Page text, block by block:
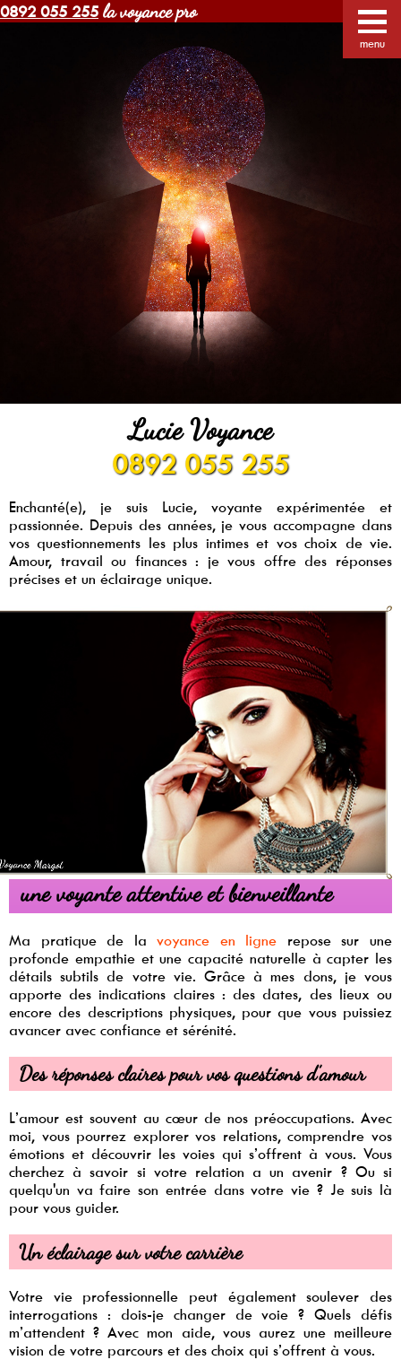
menu
0892 055 255 la voyance pro
Blog
Lucie Voyance
0892 055 255
Enchanté(e), je suis Lucie, voyante expérimentée et
passionnée. Depuis des années, je vous accompagne dans
vos questionnements les plus intimes et vos choix de vie.
Amour, travail ou finances : je vous offre des réponses
précises et un éclairage unique.
une voyante attentive et bienveillante
Ma pratique de lavoyance en ligne repose sur une
profonde empathie et une capacité naturelle à capter les
détails subtils de votre vie. Grâce à mes dons, je vous
apporte des indications claires : des dates, des lieux ou
encore des descriptions physiques, pour que vous puissiez
avancer avec confiance et sérénité.
Des réponses claires pour vos questions d’amour
L’amour est souvent au cœur de nos préoccupations. Avec
moi, vous pourrez explorer vos relations, comprendre vos
émotions et découvrir les voies qui s’offrent à vous. Vous
cherchez à savoir si votre relation a un avenir ? Ou si
quelqu'un va faire son entrée dans votre vie ? Je suis là
pour vous guider.
Un éclairage sur votre carrière
Votre vie professionnelle peut également soulever des
interrogations : dois-je changer de voie ? Quels défis
m’attendent ? Avec mon aide, vous aurez une meilleure
vision de votre parcours et des choix qui s’offrent à vous.